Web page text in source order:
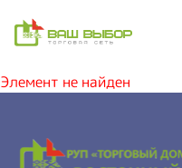
Элемент не найден